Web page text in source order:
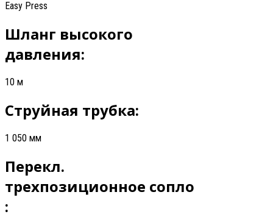
Easy Press
Шланг высокого
давления:
10 м
Струйная трубка:
1 050 мм
Перекл.
трехпозиционное сопло
: